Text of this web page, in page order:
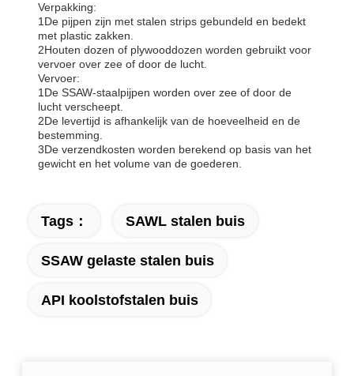
Verpakking:
1De pijpen zijn met stalen strips gebundeld en bedekt
met plastic zakken.
2Houten dozen of plywooddozen worden gebruikt voor
vervoer over zee of door de lucht.
Vervoer:
1De SSAW-staalpijpen worden over zee of door de
lucht verscheept.
2De levertijd is afhankelijk van de hoeveelheid en de
bestemming.
3De verzendkosten worden berekend op basis van het
gewicht en het volume van de goederen.
Tags： SAWL stalen buis
SSAW gelaste stalen buis
API koolstofstalen buis